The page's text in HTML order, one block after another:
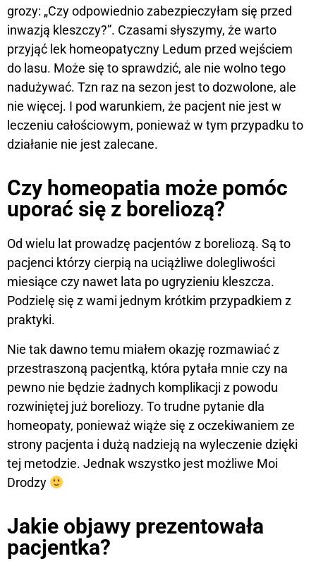
grozy: „Czy odpowiednio zabezpieczyłam się przed
inwazją kleszczy?”. Czasami słyszymy, że warto
przyjąć lek homeopatyczny Ledum przed wejściem
do lasu. Może się to sprawdzić, ale nie wolno tego
nadużywać. Tzn raz na sezon jest to dozwolone, ale
nie więcej. I pod warunkiem, że pacjent nie jest w
leczeniu całościowym, ponieważ w tym przypadku to
działanie nie jest zalecane.
Czy homeopatia może pomóc
uporać się z boreliozą?
Od wielu lat prowadzę pacjentów z boreliozą. Są to
pacjenci którzy cierpią na uciążliwe dolegliwości
miesiące czy nawet lata po ugryzieniu kleszcza.
Podzielę się z wami jednym krótkim przypadkiem z
praktyki.
Nie tak dawno temu miałem okazję rozmawiać z
przestraszoną pacjentką, która pytała mnie czy na
pewno nie będzie żadnych komplikacji z powodu
rozwiniętej już boreliozy. To trudne pytanie dla
homeopaty, ponieważ wiąże się z oczekiwaniem ze
strony pacjenta i dużą nadzieją na wyleczenie dzięki
tej metodzie. Jednak wszystko jest możliwe Moi
Drodzy
Jakie objawy prezentowała
pacjentka?